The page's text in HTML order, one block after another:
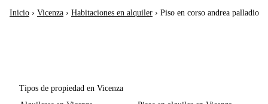
Inicio › Vicenza › Habitaciones en alquiler › Piso en corso andrea palladio
Tipos de propiedad en Vicenza